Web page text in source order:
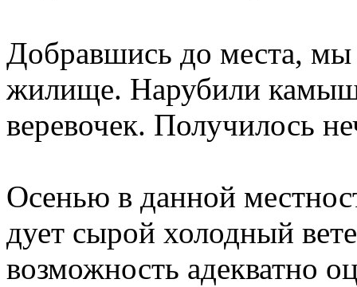
Добравшись до места, мы
жилище. Нарубили
веревочек. Получилось
Осенью в данной
дует сырой холодный
возможность адекватно